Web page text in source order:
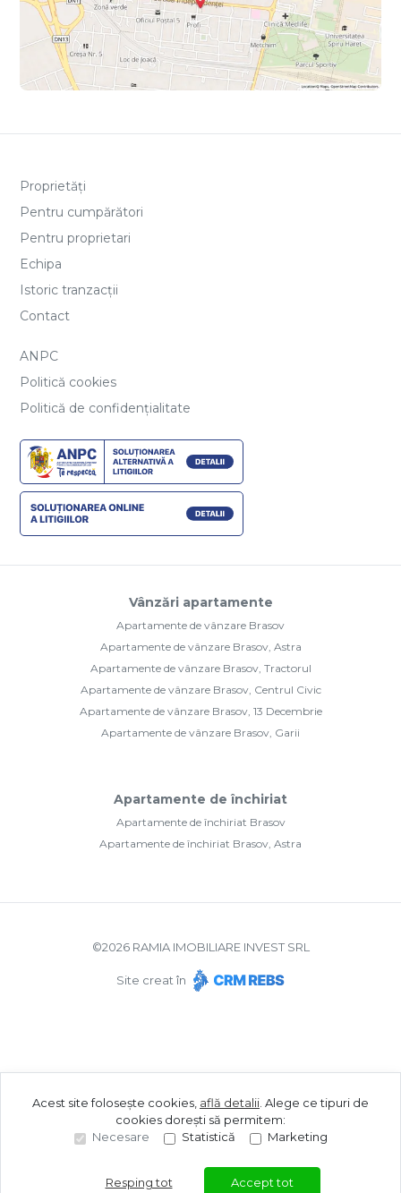
Proprietăți
Pentru cumpărători
Pentru proprietari
Echipa
Istoric tranzacții
Contact
ANPC
Politică cookies
Politică de confidențialitate
Vânzări apartamente
Apartamente de vânzare Brasov
Apartamente de vânzare Brasov, Astra
Apartamente de vânzare Brasov, Tractorul
Apartamente de vânzare Brasov, Centrul Civic
Apartamente de vânzare Brasov, 13 Decembrie
Apartamente de vânzare Brasov, Garii
Apartamente de închiriat
Apartamente de închiriat Brasov
Apartamente de închiriat Brasov, Astra
©2026RAMIA IMOBILIARE INVEST SRL
Site creat în
Acest site folosește cookies, află detalii Alege ce tipuri de
cookies dorești să permitem:
Necesare
Statistică Marketing
Resping tot Accept tot